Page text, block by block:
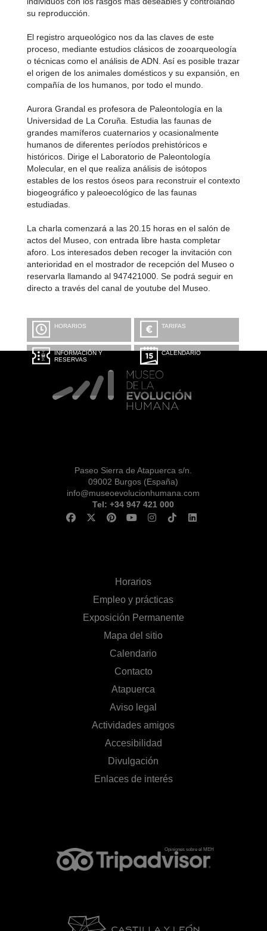
su reproducción.
El registro arqueológico nos da las claves de este
proceso, mediante estudios clásicos de zooarqueología
o técnicas como el análisis de ADN. Así es posible trazar
el origen de los animales domésticos y su expansión, en
compañía de los humanos, por todo el mundo.
Aurora Grandal es profesora de Paleontología en la
Universidad de La Coruña. Estudia las faunas de
grandes mamíferos cuaternarios y ocasionalmente
humanos de diferentes períodos prehistóricos e
históricos. Dirige el Laboratorio de Paleontología
Molecular, en el que realiza análisis de isótopos
estables de los restos óseos para reconstruir el contexto
biogeográfico y paleoecológico de las faunas
estudiadas.
La charla comenzará a las 20.15 horas en el salón de
actos del Museo, con entrada libre hasta completar
aforo. Los interesados deben recoger la invitación con
anterioridad en el mostrador de recepción del Museo o
reservarla llamando al 947421000. Se podrá seguir en
directo a través del canal de youtube del Museo.
HORARIOS TARIFAS
INFORMACIÓN Y
RESERVAS
CALENDARIO
Paseo Sierra de Atapuerca s/n.
09002 Burgos (España)
info@museoevolucionhumana.com
Tel: +34 947 421 000
Horarios
Empleo y prácticas
Exposición Permanente
Mapa del sitio
Calendario
Contacto
Atapuerca
Aviso legal
Actividades amigos
Accesibilidad
Divulgación
Enlaces de interés
Opiniones sobre el MEH